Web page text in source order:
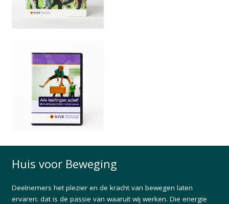
Huis voor Beweging
Deelnemers het plezier en de kracht van bewegen laten
ervaren: dat is de passie van waaruit wij werken. Die energie